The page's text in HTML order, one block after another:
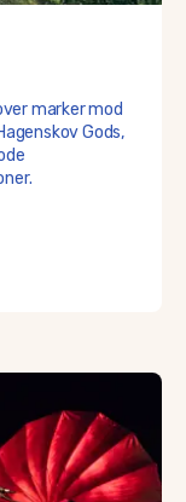
marker mod
Gods,